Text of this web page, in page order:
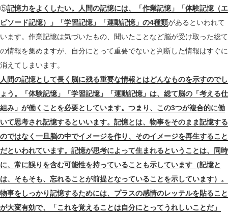
⑤記憶力をよくしたい。人間の記憶には、「作業記憶」「体験記憶（エ
ピソード記憶）」「学習記憶」「運動記憶」の4種類があるといわれて
います。作業記憶は気づいたもの、聞いたことなど脳が受け取った総て
の情報を集めますが、自分にとって重要でないと判断した情報はすぐに
消えてしまいます。
人間の記憶として長く脳に残る重要な情報とはどんなものを示すのでし
ょう。「体験記憶」「学習記憶」「運動記憶」は、総て脳の「考える仕
組み」が働くことを必要としています。つまり、この3つが複合的に働
いて思考され記憶するといいます。記憶とは、物事をそのまま記憶する
のではなく一旦脳の中でイメージを作り、そのイメージを再生すること
だといわれています。記憶が思考によって生まれるということは、同時
に、常に誤りを含む可能性を持っていることも示しています（記憶と
は、そもそも、忘れることが前提となっていることを示しています）。
物事をしっかり記憶するためには、プラスの感情のレッテルを貼ること
が大変有効で、「これを覚えることは自分にとってうれしいことだ」